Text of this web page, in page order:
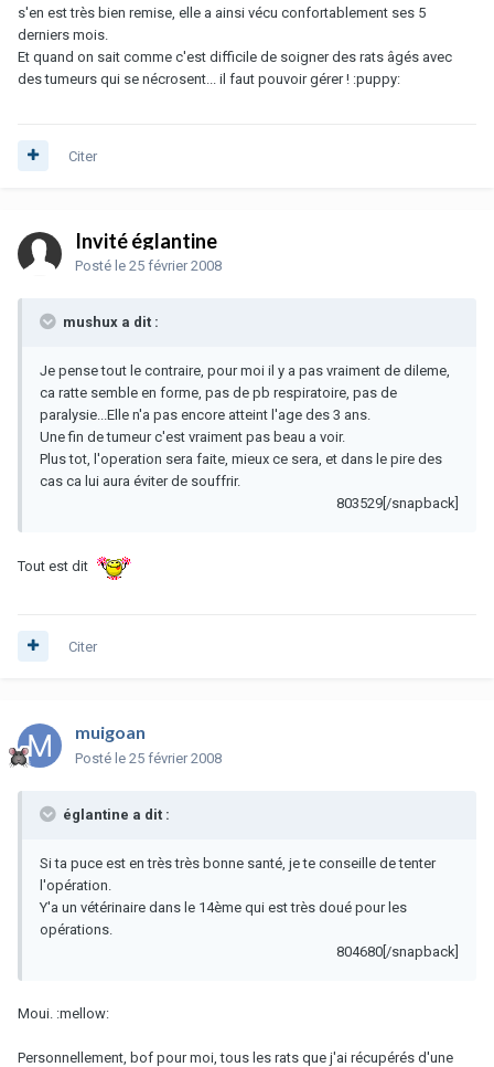
s'en est très bien remise, elle a ainsi vécu confortablement ses 5
derniers mois.
Et quand on sait comme c'est difficile de soigner des rats âgés avec
des tumeurs qui se nécrosent... il faut pouvoir gérer ! :puppy:
Citer
Invité églantine
Posté le 25 février 2008
mushux a dit :
Je pense tout le contraire, pour moi il y a pas vraiment de dileme,
ca ratte semble en forme, pas de pb respiratoire, pas de
paralysie...Elle n'a pas encore atteint l'age des 3 ans.
Une fin de tumeur c'est vraiment pas beau a voir.
Plus tot, l'operation sera faite, mieux ce sera, et dans le pire des
cas ca lui aura éviter de souffrir.
803529[/snapback]
Tout est dit
Citer
muigoan
Posté le 25 février 2008
églantine a dit :
Si ta puce est en très très bonne santé, je te conseille de tenter
l'opération.
Y'a un vétérinaire dans le 14ème qui est très doué pour les
opérations.
804680[/snapback]
Moui. :mellow:
Personnellement, bof pour moi, tous les rats que j'ai récupérés d'une